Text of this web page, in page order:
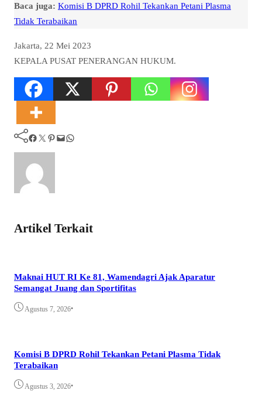
Baca juga: Komisi B DPRD Rohil Tekankan Petani Plasma
Tidak Terabaikan
Jakarta, 22 Mei 2023
KEPALA PUSAT PENERANGAN HUKUM.
Facebook Twitter Pinterest Mail WhatsApp
Artikel Terkait
Maknai HUT RI Ke 81, Wamendagri Ajak Aparatur
Semangat Juang dan Sportifitas
Agustus 7, 2026•
Komisi B DPRD Rohil Tekankan Petani Plasma Tidak
Terabaikan
Agustus 3, 2026•